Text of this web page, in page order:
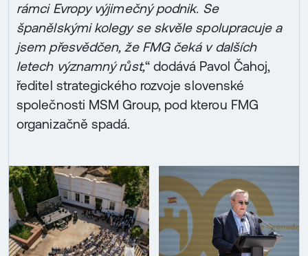
rámci Evropy výjimečný podnik. Se
španělskými kolegy se skvěle spolupracuje a
jsem přesvědčen, že FMG čeká v dalších
letech významný růst,“ dodává Pavol Čahoj,
ředitel strategického rozvoje slovenské
společnosti MSM Group, pod kterou FMG
organizačně spadá.